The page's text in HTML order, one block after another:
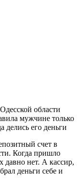
области
мужчине только
делись его деньги
счет в
Когда пришло
давно нет. А кассир,
деньги себе и